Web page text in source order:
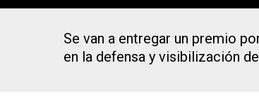
Se van a entregar un premio
en la defensa y visibilización